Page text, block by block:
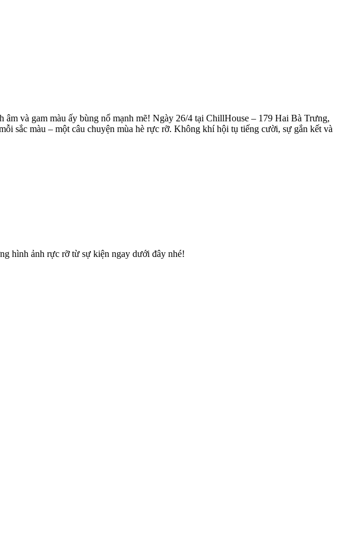
và gam màu ấy bùng nổ mạnh mẽ! Ngày 26/4 tại ChillHouse – 179 Hai Bà Trưng,
sắc màu – một câu chuyện mùa hè rực rỡ. Không khí hội tụ tiếng cười, sự gắn kết và
hình ảnh rực rỡ từ sự kiện ngay dưới đây nhé!